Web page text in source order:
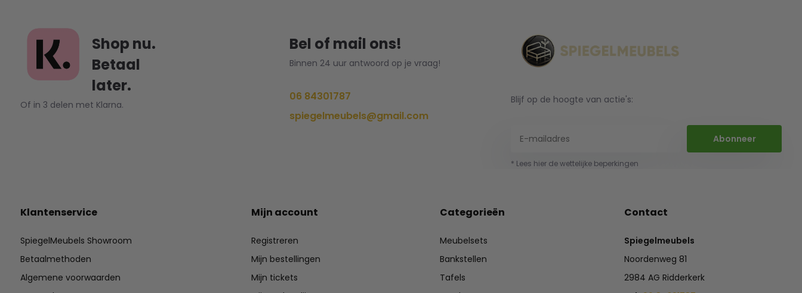
Shop nu.
Betaal
later.
Of in 3 delen met Klarna.
Bel of mail ons!
Binnen 24 uur antwoord op je vraag!
06 84301787
spiegelmeubels@gmail.com
Blijf op de hoogte van actie's:
Abonneer
* Lees hier de wettelijke beperkingen
Klantenservice
SpiegelMeubels Showroom
Betaalmethoden
Algemene voorwaarden
Mijn account
Registreren
Mijn bestellingen
Mijn tickets
Categorieën
Meubelsets
Bankstellen
Tafels
Contact
Spiegelmeubels
Noordenweg 81
2984 AG Ridderkerk